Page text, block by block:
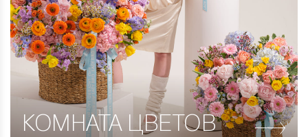
КОМНАТАЦВЕТОВ